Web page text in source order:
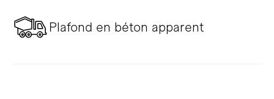
Plafond en béton apparent